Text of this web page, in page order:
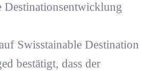
Swisstainable Destination
bestätigt, dass der